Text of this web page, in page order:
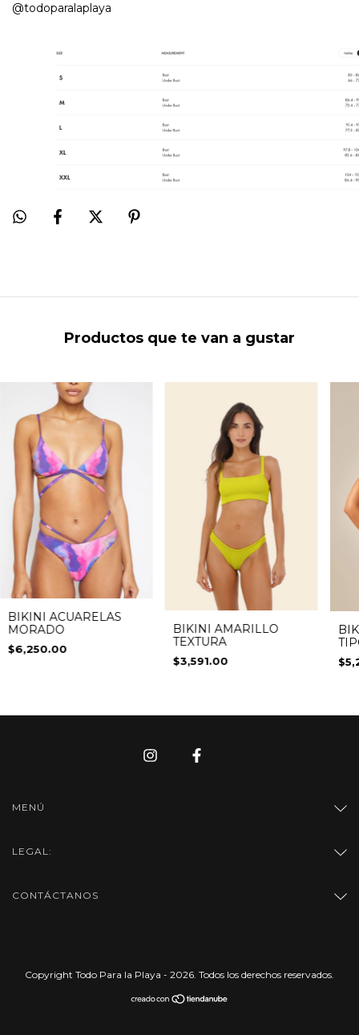
@todoparalaplaya
Productos que te van a gustar
BIKINI ACUARELAS
MORADO
$6,250.00
BIKINI AMARILLO
TEXTURA
$3,591.00
MENÚ
LEGAL:
CONTÁCTANOS
Copyright Todo Para la Playa - 2026. Todos los derechos reservados.